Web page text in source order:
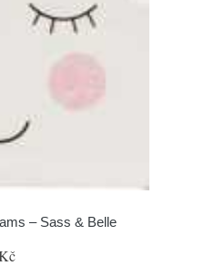
– Sass & Belle